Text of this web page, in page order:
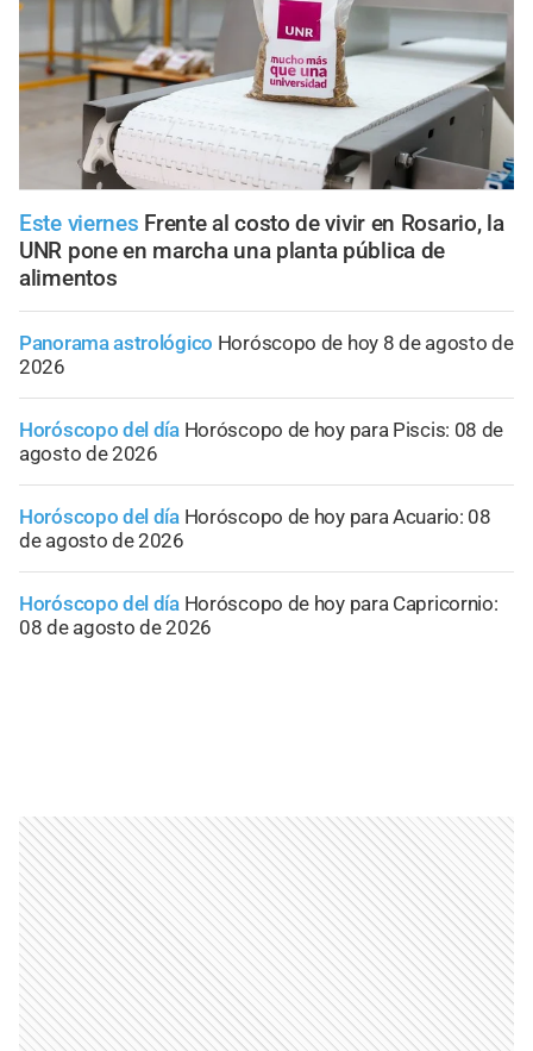
Este viernes Frente al costo de vivir en Rosario, la
UNR pone en marcha una planta pública de
alimentos
Panorama astrológico Horóscopo de hoy 8 de agosto de
2026
Horóscopo del día Horóscopo de hoy para Piscis: 08 de
agosto de 2026
Horóscopo del día Horóscopo de hoy para Acuario: 08
de agosto de 2026
Horóscopo del día Horóscopo de hoy para Capricornio:
08 de agosto de 2026